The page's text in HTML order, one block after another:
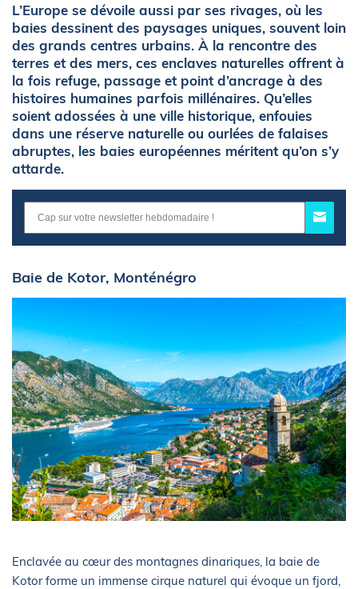
L’Europe se dévoile aussi par ses rivages, où les
baies dessinent des paysages uniques, souvent loin
des grands centres urbains. À la rencontre des
terres et des mers, ces enclaves naturelles offrent à
la fois refuge, passage et point d’ancrage à des
histoires humaines parfois millénaires. Qu’elles
soient adossées à une ville historique, enfouies
dans une réserve naturelle ou ourlées de falaises
abruptes, les baies européennes méritent qu’on s’y
attarde.
Baie de Kotor, Monténégro
Enclavée au cœur des montagnes dinariques, la baie de
Kotor forme un immense cirque naturel qui évoque un fjord,